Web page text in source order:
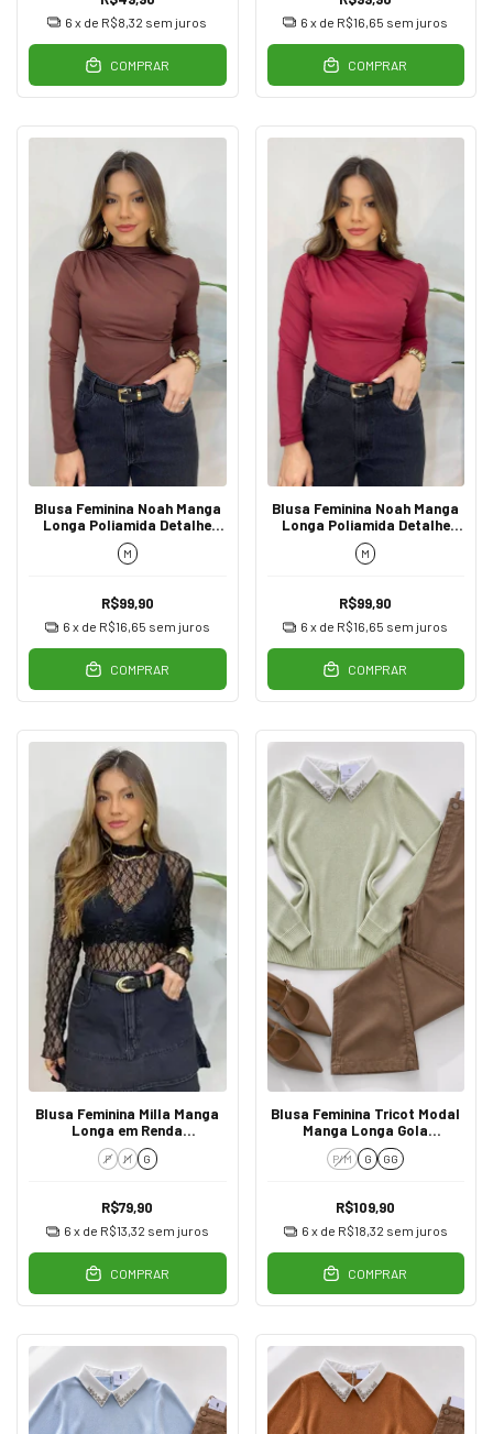
6 x de R$8,32 sem juros
COMPRAR
6 x de R$16,65 sem juros
COMPRAR
Blusa Feminina Noah Manga
Longa Poliamida Detalhe
Franzido Marrom
M
R$99,90
6 x de R$16,65 sem juros
COMPRAR
Blusa Feminina Noah Manga
Longa Poliamida Detalhe
Franzido Marsala
M
R$99,90
6 x de R$16,65 sem juros
COMPRAR
Blusa Feminina Milla Manga
Longa em Renda
Transparente Preto
P M G
R$79,90
6 x de R$13,32 sem juros
COMPRAR
Blusa Feminina Tricot Modal
Manga Longa Gola
Trabalhada Verde
P/M G GG
R$109,90
6 x de R$18,32 sem juros
COMPRAR